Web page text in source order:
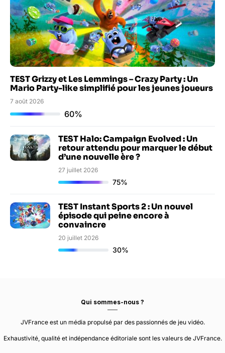
TEST Grizzy et Les Lemmings – Crazy Party : Un
Mario Party-like simplifié pour les jeunes joueurs
7 août 2026
60%
TEST Halo: Campaign Evolved : Un
retour attendu pour marquer le début
d’une nouvelle ère ?
27 juillet 2026
75%
TEST Instant Sports 2 : Un nouvel
épisode qui peine encore à
convaincre
20 juillet 2026
30%
Qui sommes-nous ?
JVFrance est un média propulsé par des passionnés de jeu vidéo.
Exhaustivité, qualité et indépendance éditoriale sont les valeurs de JVFrance.